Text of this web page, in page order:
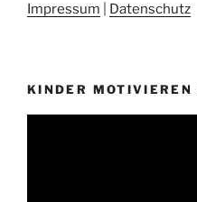
Impressum Datenschutz
KINDER MOTIVIEREN